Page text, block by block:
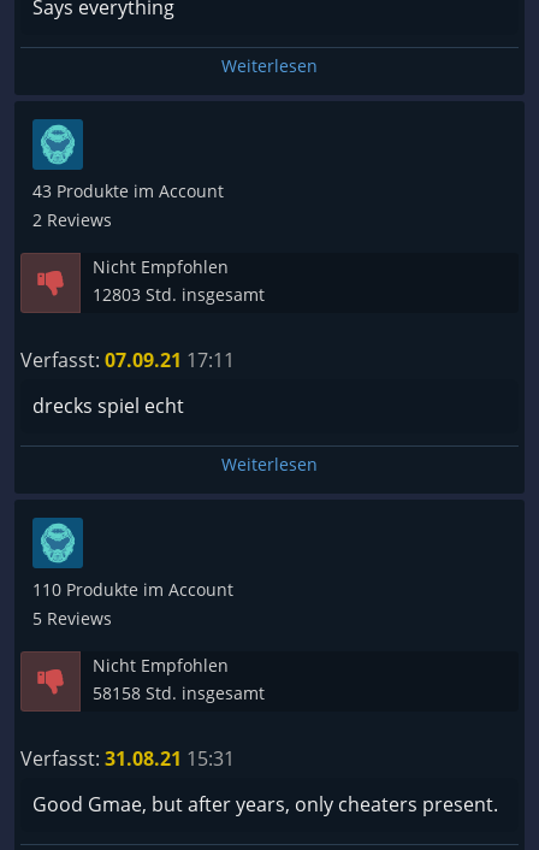
Says everything
Weiterlesen
43 Produkte im Account
2 Reviews
Nicht Empfohlen
12803 Std. insgesamt
Verfasst: 07.09.21 17:11
drecks spiel echt
Weiterlesen
110 Produkte im Account
5 Reviews
Nicht Empfohlen
58158 Std. insgesamt
Verfasst: 31.08.21 15:31
Good Gmae, but after years, only cheaters present.